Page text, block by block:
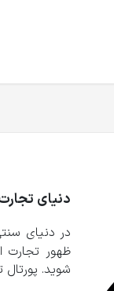
دنیای
در دنیای
ظهور تجارت
شوید.